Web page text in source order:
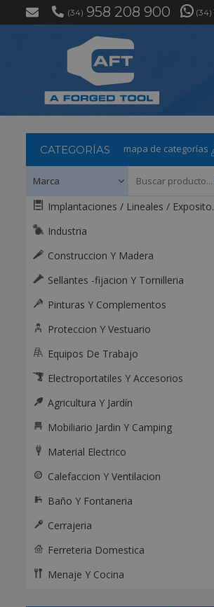
(34) 958 208 900 (34)
CATEGORÍAS mapa de categorías
Implantaciones / Lineales / Expositores / Mostradores
Industria
Construccion Y Madera
Sellantes -fijacion Y Tornilleria
Pinturas Y Complementos
Proteccion Y Vestuario
Equipos De Trabajo
Electroportatiles Y Accesorios
Agricultura Y Jardín
Mobiliario Jardin Y Camping
Material Electrico
Calefaccion Y Ventilacion
Baño Y Fontaneria
Cerrajeria
Ferreteria Domestica
Menaje Y Cocina